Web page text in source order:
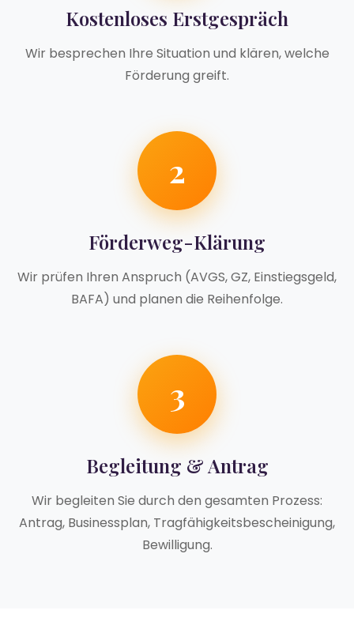
Kostenloses Erstgespräch
Wir besprechen Ihre Situation und klären, welche
Förderung greift.
2
Förderweg-Klärung
Wir prüfen Ihren Anspruch (AVGS, GZ, Einstiegsgeld,
BAFA) und planen die Reihenfolge.
3
Begleitung & Antrag
Wir begleiten Sie durch den gesamten Prozess:
Antrag, Businessplan, Tragfähigkeitsbescheinigung,
Bewilligung.